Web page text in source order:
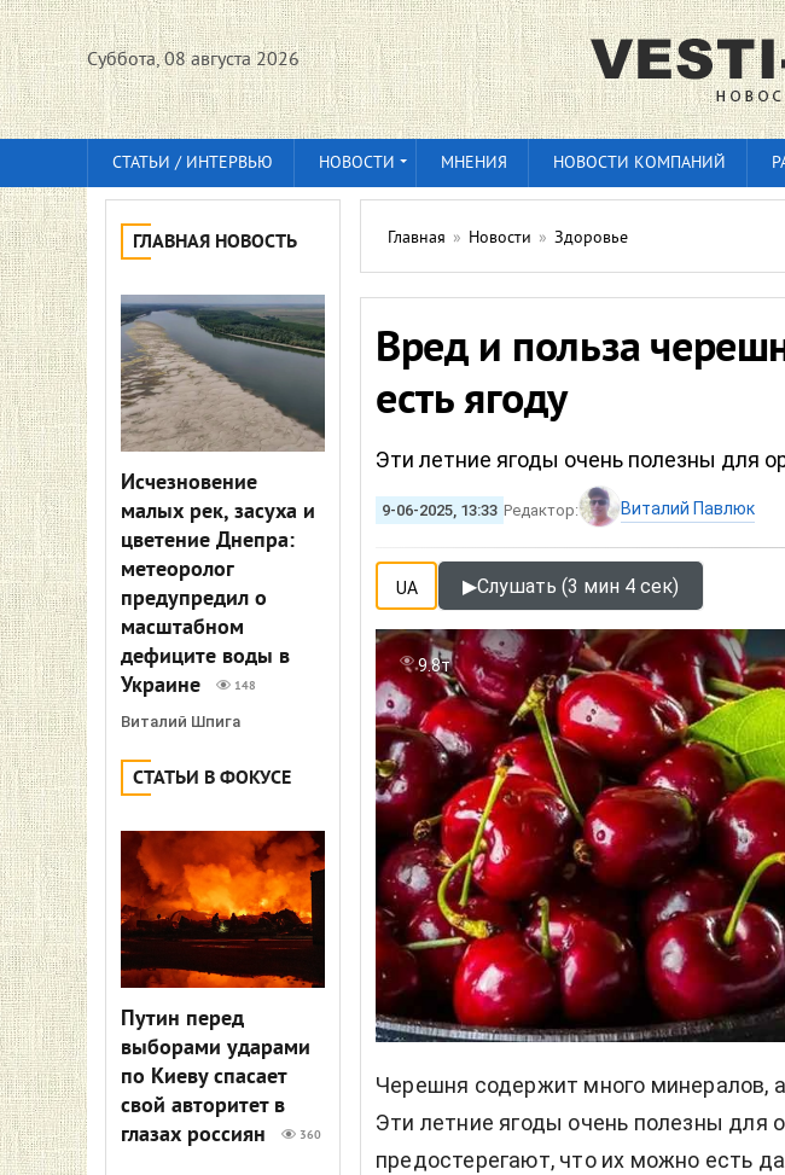
Суббота, 08 августа 2026
СТАТЬИ / ИНТЕРВЬЮ НОВОСТИ МНЕНИЯ НОВОСТИ КОМПАНИЙ
ГЛАВНАЯ НОВОСТЬ
Исчезновение
малых рек, засуха и
цветение Днепра:
метеоролог
предупредил о
масштабном
дефиците воды в
Украине
148
Виталий Шпига
СТАТЬИ В ФОКУСЕ
Путин перед
выборами ударами
по Киеву спасает
свой авторитет в
глазах россиян
360
Главная » Новости » Здоровье
Вред и польза
есть ягоду
Эти летние ягоды очень полезны для
9-06-2025, 13:33 Редактор: Виталий Павлюк
UA ▶Слушать (3 мин 4 сек)
9.8т
Черешня содержит много минералов,
Эти летние ягоды очень полезны для
предостерегают, что их можно есть